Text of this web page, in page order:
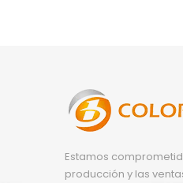
Estamos
producción y las